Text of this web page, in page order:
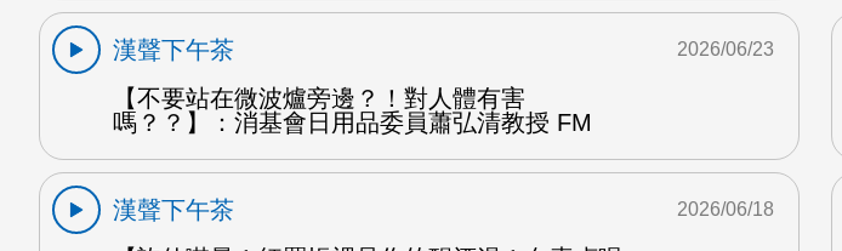
漢聲下午茶
【不要站在微波爐旁邊？！對人體有害
嗎？？】：消基會日用品委員蕭弘清教授 FM
2026/06/23
漢聲下午茶
2026/06/18